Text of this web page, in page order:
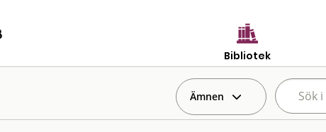
Bibliotek
Ämnen